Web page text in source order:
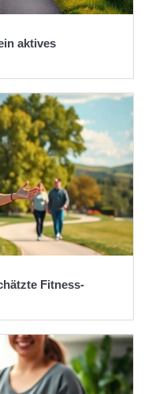
aktives
Fitness-